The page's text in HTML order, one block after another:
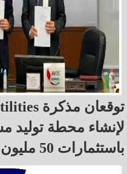
لإنشاء محطة توليد
باستثمارات 50 مليون دولار